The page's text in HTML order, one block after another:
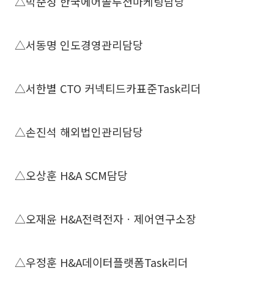
△서동명 인도경영관리담당
△서한별 CTO 커넥티드카표준Task리더
△손진석 해외법인관리담당
△오상훈 H&A SCM담당
△오재윤 H&A전력전자ㆍ제어연구소장
△우정훈 H&A데이터플랫폼Task리더